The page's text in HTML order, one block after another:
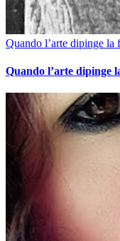
Quando l’arte dipinge
Quando l’arte dipinge